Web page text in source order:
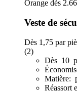
Veste de
Dès 1,75 par
(2)
Dès 10
Matière:
Réassort